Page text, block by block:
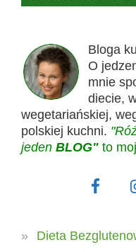
Bloga
O
mnie
diecie,
wegetariańskiej,
polskiej kuchni.
jeden BLOG" to
Dieta